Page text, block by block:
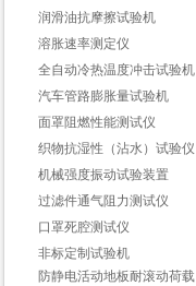
润滑油抗摩擦试验机
溶胀速率测定仪
全自动冷热温度冲击试验机
汽车管路膨胀量试验机
面罩阻燃性能测试仪
织物抗湿性（沾水）试验仪
机械强度振动试验装置
过滤件通气阻力测试仪
口罩死腔测试仪
非标定制试验机
防静电活动地板耐滚动荷载